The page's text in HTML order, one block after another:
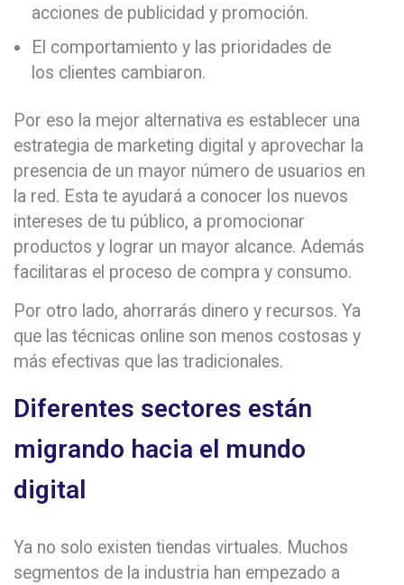
acciones de publicidad y promoción.
El comportamiento y las prioridades de
los clientes cambiaron.
Por eso la mejor alternativa es establecer una
estrategia de marketing digital y aprovechar la
presencia de un mayor número de usuarios en
la red. Esta te ayudará a conocer los nuevos
intereses de tu público, a promocionar
productos y lograr un mayor alcance. Además
facilitaras el proceso de compra y consumo.
Por otro lado, ahorrarás dinero y recursos. Ya
que las técnicas online son menos costosas y
más efectivas que las tradicionales.
Diferentes sectores están
migrando hacia el mundo
digital
Ya no solo existen tiendas virtuales. Muchos
segmentos de la industria han empezado a